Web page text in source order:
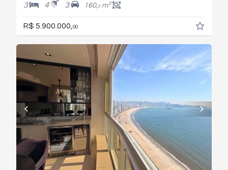
3 4 3 160,0m²
R$ 5.900.000, 00